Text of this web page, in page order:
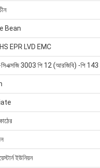
Bean
EPR LVD EMC
3003 পি 12 (আরজিবি) -পি 143
ইউনিয়ন